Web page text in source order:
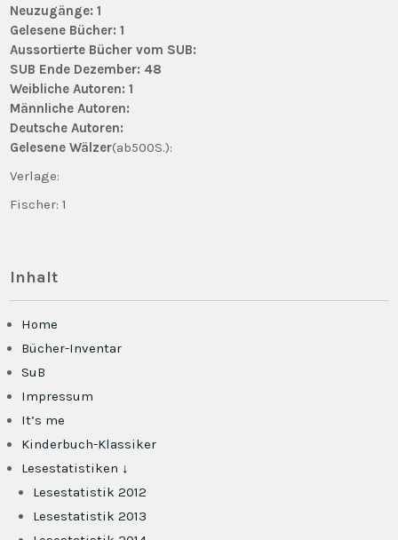
Neuzugänge: 1
Gelesene Bücher: 1
Aussortierte Bücher vom SUB:
SUB Ende Dezember: 48
Weibliche Autoren: 1
Männliche Autoren:
Deutsche Autoren:
Gelesene Wälzer(ab500S.):
Verlage:
Fischer: 1
Inhalt
Home
Bücher-Inventar
SuB
Impressum
It’s me
Kinderbuch-Klassiker
Lesestatistiken ↓
Lesestatistik 2012
Lesestatistik 2013